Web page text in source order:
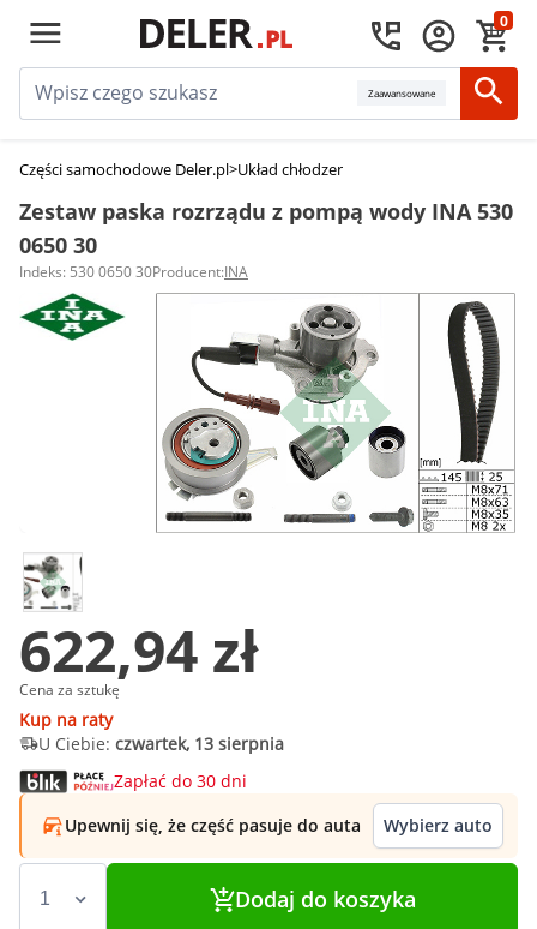
0
Zaawansowane
Części samochodowe Deler.pl>Układ chłodzenia silnika
Zestaw paska rozrządu z pompą wody INA 530
0650 30
Indeks: 530 0650 30Producent:INA
622,94 zł
Cena za sztukę
Kup na raty
U Ciebie: czwartek, 13 sierpnia
Zapłać do 30 dni
Upewnij się, że część pasuje do auta
Wybierz auto
Dodaj do koszyka